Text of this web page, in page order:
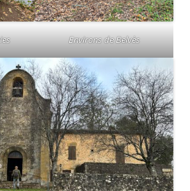
Environs de Belvès